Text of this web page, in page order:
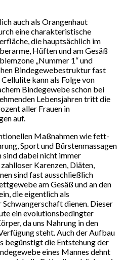
auch als Orangenhaut
eine charakteristische
die hauptsächlich im
Hüften und am Gesäß
„Nummer 1“ und
Bindegewebestruktur fast
kann als Folge von
Bindegewebe schon bei
Lebensjahren tritt die
aller Frauen in
auf.
Maßnahmen wie fett-
Sport und Bürstenmassagen
sind dabei nicht immer
Karenzen, Diäten,
sind fast ausschließlich
am Gesäß und an den
die eigentlich als
dienen. Dieser
ein evolutionsbedingter
da uns Nahrung in den
steht. Auch der Aufbau
begünstigt die Entstehung der
eines Mannes dehnt